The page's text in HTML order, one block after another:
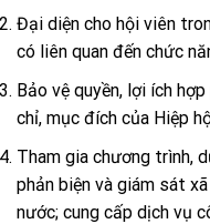
Đại diện cho hội viên
có liên quan đến chức
Bảo vệ quyền, lợi ích
chỉ, mục đích của Hiệp
Tham gia chương trình,
phản biện và giám sát
nước; cung cấp dịch vụ